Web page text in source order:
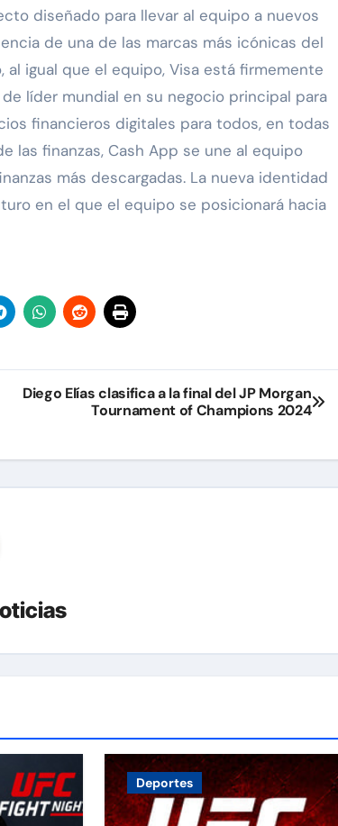
diseñado para llevar al equipo a nuevos
de una de las marcas más icónicas del
igual que el equipo, Visa está firmemente
líder mundial en su negocio principal para
financieros digitales para todos, en todas
las finanzas, Cash App se une al equipo
más descargadas. La nueva identidad
en el que el equipo se posicionará hacia
Diego Elías clasifica a la final del JP Morgan
Tournament of Champions 2024
Deportes